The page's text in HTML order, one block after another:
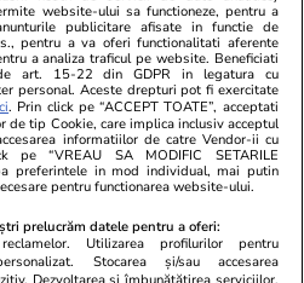
22 iul.
cu
premier
nimeni”
anticipate
website-ului sa functioneze, pentru a
publicitare afisate in functie de
pentru a va oferi functionalitati aferente
a analiza traficul pe website. Beneficiati
art. 15-22 din GDPR in legatura cu
personal. Aceste drepturi pot fi exercitate
. Prin click pe “ACCEPT TOATE”, acceptati
de tip Cookie, care implica inclusiv acceptul
informatiilor de catre Vendor-ii cu
pe “VREAU SA MODIFIC SETARILE
preferintele in mod individual, mai putin
pentru functionarea website-ului.
prelucrăm datele pentru a oferi:
Utilizarea profilurilor pentru
Stocarea și/sau accesarea